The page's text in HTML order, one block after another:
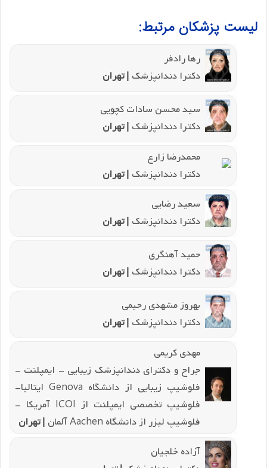
لیست پزشکان مرتبط:
رها رادفر
دکترا دندانپزشک | تهران
سید محسن سادات کچویی
دکترا دندانپزشک | تهران
محمدرضا زارع
دکترا دندانپزشک | تهران
سعید رضایی
دکترا دندانپزشک | تهران
حمید آهنگری
دکترا دندانپزشک | تهران
بهروز مشهدی رحیمی
دکترا دندانپزشک | تهران
مهدی کریمی
جراح و دکترای دندانپزشک زیبایی - ایمپلنت -
فلوشیپ زیبایی از دانشگاه Genova ایتالیا-
فلوشیپ تخصصی ایمپلنت از ICOI آمریکا -
فلوشیپ لیزر از دانشگاه Aachen آلمان
| تهران
آزاده خلجیان